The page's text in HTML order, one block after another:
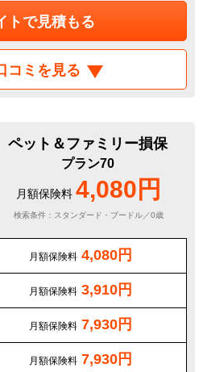
トで見積もる
コミを見る
ペット＆ファミリー損保
プラン70
月額保険料 4,080円
検索条件：スタンダード・プードル／0歳
月額保険料 4,080円
月額保険料 3,910円
月額保険料 7,930円
月額保険料 7,930円